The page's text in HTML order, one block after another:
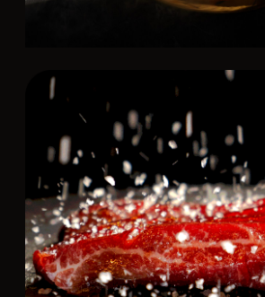
Там, где мясо и вино говорят
на одном языке
К каждому отрубу — свое вино. Подобранное
не для галочки, а под конкретный вкус
и мраморность. Правильный бокал меняет вкус
так же, как верная прожарка.